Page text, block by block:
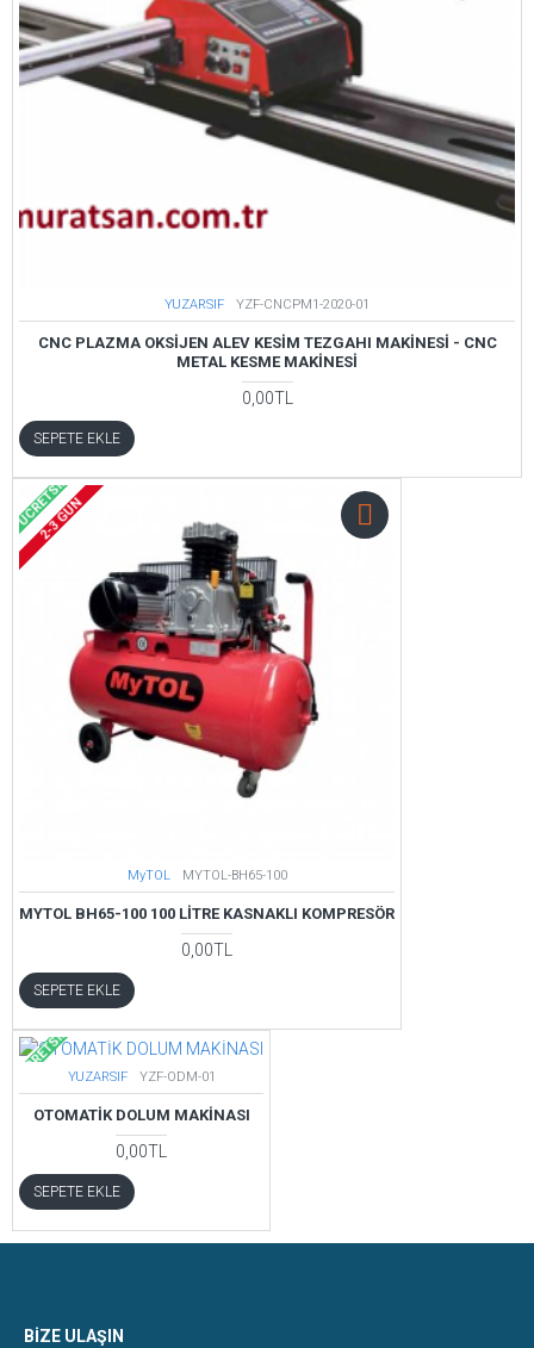
YUZARSIF YZF-CNCPM1-2020-01
CNC PLAZMA OKSİJEN ALEV KESİM TEZGAHI MAKİNESİ - CNC
METAL KESME MAKİNESİ
0,00TL
SEPETE EKLE
ÜCRETSIZ
2-3 GÜN
MyTOL MYTOL-BH65-100
MYTOL BH65-100 100 LITRE KASNAKLI KOMPRESÖR
0,00TL
SEPETE EKLE
ÜCRETSIZYUZARSIF YZF-ODM-01
OTOMATİK DOLUM MAKİNASI
0,00TL
SEPETE EKLE
BIZE ULAŞIN